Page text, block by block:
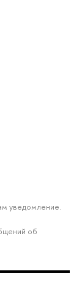
уведомление.
об